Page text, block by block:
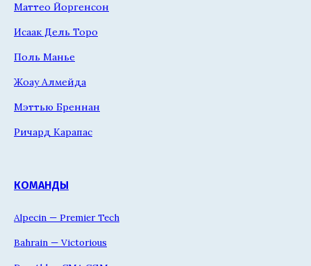
Маттео Йоргенсон
Исаак Дель Торо
Поль Манье
Жоау Алмейда
Мэттью Бреннан
Ричард Карапас
КОМАНДЫ
Alpecin — Premier Tech
Bahrain — Victorious